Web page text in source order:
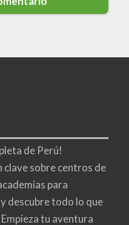
de Perú!
clave sobre centros de
para
descubre todo lo que
tu aventura